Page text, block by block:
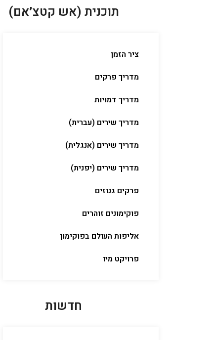
תוכנית (אש קטצ׳אם)
ציר הזמן
מדריך פרקים
מדריך דמויות
מדריך שירים (עברית)
מדריך שירים (אנגלית)
מדריך שירים (יפנית)
פרקים גנוזים
פוקימונים זוהרים
אליפות העולם בפוקימון
פרויקט מיו
חדשות